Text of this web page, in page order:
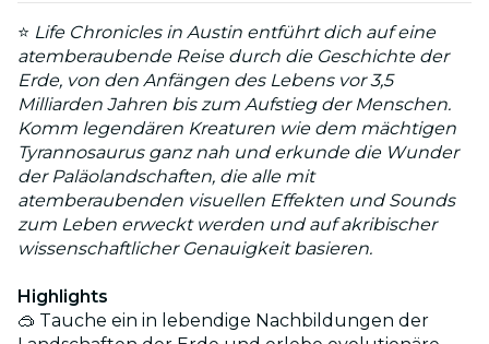
⭐ Life Chronicles in Austin entführt dich auf eine
atemberaubende Reise durch die Geschichte der
Erde, von den Anfängen des Lebens vor 3,5
Milliarden Jahren bis zum Aufstieg der Menschen.
Komm legendären Kreaturen wie dem mächtigen
Tyrannosaurus ganz nah und erkunde die Wunder
der Paläolandschaften, die alle mit
atemberaubenden visuellen Effekten und Sounds
zum Leben erweckt werden und auf akribischer
wissenschaftlicher Genauigkeit basieren.
Highlights
🥽 Tauche ein in lebendige Nachbildungen der